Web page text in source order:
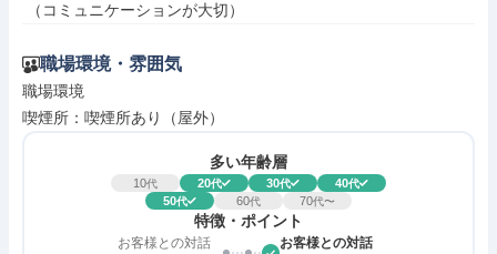
（コミュニケーションが大切）
職場環境・雰囲気
職場環境
喫煙所：喫煙所あり（屋外）
多い年齢層
10代 20代 30代 40代
50代 60代 70代〜
特徴・ポイント
お客様との対話
お客様との対話